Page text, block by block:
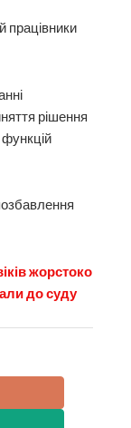
працівники
рішення
жорстоко
до суду